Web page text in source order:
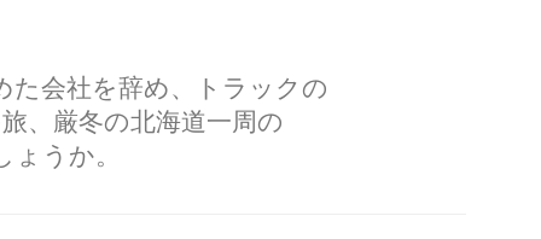
た会社を辞め、トラックの
、厳冬の北海道一周の
うか。